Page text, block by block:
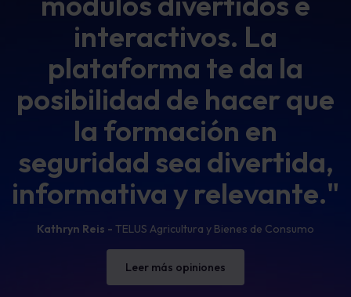
interactivos. La
plataforma te da la
posibilidad de hacer que
la formación en
seguridad sea divertida,
informativa y relevante."
Kathryn Reis - TELUS Agricultura y Bienes de Consumo
Leer más opiniones